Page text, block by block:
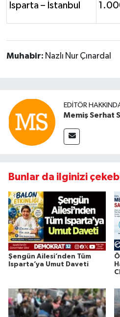
Isparta – İstanbul
Muhabir: Nazlı Nur Çınardal
EDITÖR
Memiş Serhat
Bunlar da ilginizi
Şengün Ailesi’nden Tüm
Isparta’ya Umut Daveti